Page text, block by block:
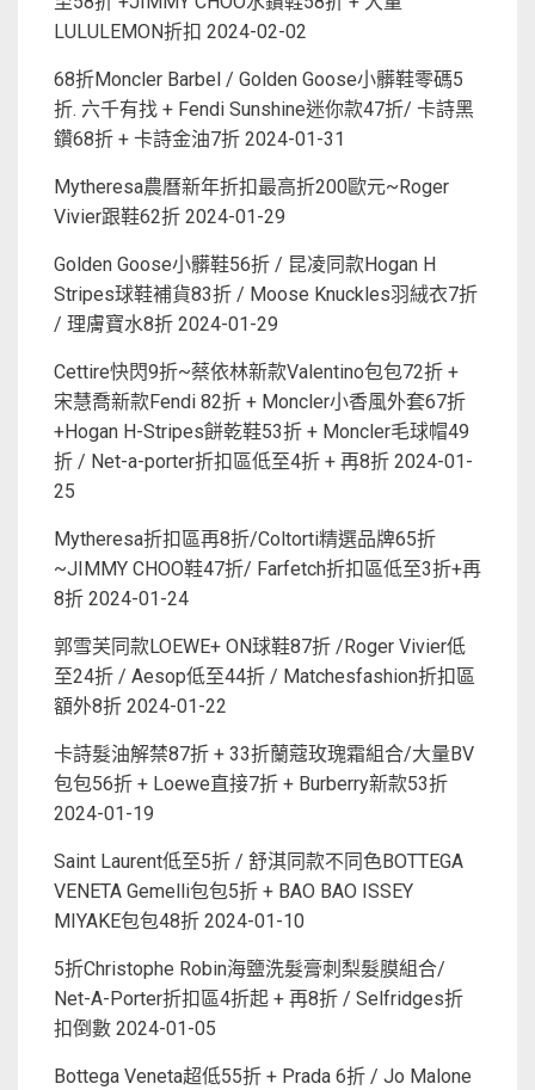
LULULEMON折扣 2024-02-02
68折Moncler Barbel / Golden Goose小髒鞋零碼5
折. 六千有找 + Fendi Sunshine迷你款47折/ 卡詩黑
鑽68折 + 卡詩金油7折 2024-01-31
Mytheresa農曆新年折扣最高折200歐元~Roger
Vivier跟鞋62折 2024-01-29
Golden Goose小髒鞋56折 / 昆凌同款Hogan H
Stripes球鞋補貨83折 / Moose Knuckles羽絨衣7折
/ 理膚寶水8折 2024-01-29
Cettire快閃9折~蔡依林新款Valentino包包72折 +
宋慧喬新款Fendi 82折 + Moncler小香風外套67折
+Hogan H-Stripes餅乾鞋53折 + Moncler毛球帽49
折 / Net-a-porter折扣區低至4折 + 再8折 2024-01-
25
Mytheresa折扣區再8折/Coltorti精選品牌65折
~JIMMY CHOO鞋47折/ Farfetch折扣區低至3折+再
8折 2024-01-24
郭雪芙同款LOEWE+ ON球鞋87折 /Roger Vivier低
至24折 / Aesop低至44折 / Matchesfashion折扣區
額外8折 2024-01-22
卡詩髮油解禁87折 + 33折蘭蔻玫瑰霜組合/大量BV
包包56折 + Loewe直接7折 + Burberry新款53折
2024-01-19
Saint Laurent低至5折 / 舒淇同款不同色BOTTEGA
VENETA Gemelli包包5折 + BAO BAO ISSEY
MIYAKE包包48折 2024-01-10
5折Christophe Robin海鹽洗髮膏刺梨髮膜組合/
Net-A-Porter折扣區4折起 + 再8折 / Selfridges折
扣倒數 2024-01-05
Bottega Veneta超低55折 + Prada 6折 / Jo Malone